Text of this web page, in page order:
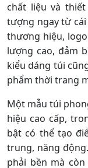
chất liệu và
tượng ngay từ
thương hiệu,
lượng cao, đảm
kiểu dáng túi
phẩm thời trang
Một mẫu túi
hiệu cao cấp,
bật có thể tạo
trung, năng
phải bền mà